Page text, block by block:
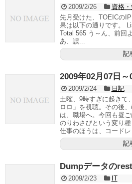
2009/2/26
資格
先月受けた、TOEICの
果は以下の通りです。
Total 565 う～ん、前回
あ、誤...
記
2009年02月07日
2009/2/24
日記
土曜、9時すぎに起きて
ロロ」を視聴。その後
は、職場へ。今回も昼
のりわさびという変り
仕事のほうは、コードレ
記
Dumpデータの
2009/2/23
IT